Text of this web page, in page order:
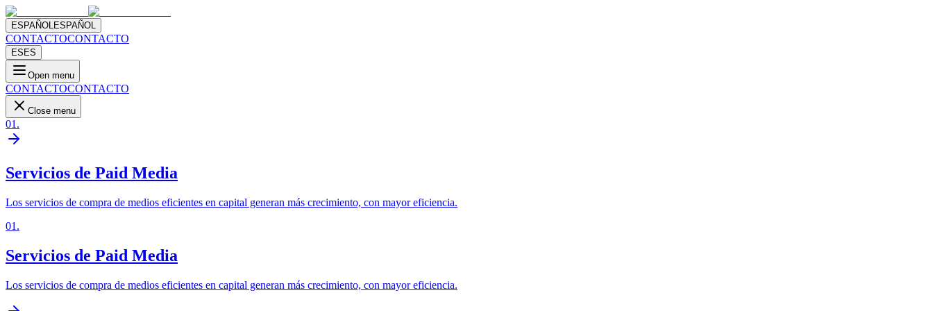
ESPAÑOLESPAÑOL
CONTACTOCONTACTO
ES ES
Open menu
CONTACTOCONTACTO
Close menu
01 .
Servicios de Paid Media
Los servicios de compra de medios eficientes en capital generan más crecimiento, con mayor eficiencia.
01 .
Servicios de Paid Media
Los servicios de compra de medios eficientes en capital generan más crecimiento, con mayor eficiencia.